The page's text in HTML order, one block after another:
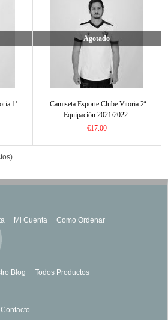
1ª
Agotado
Camiseta Esporte Clube Vitoria 2ª
Equipación 2021/2022
€17.00
Mi Cuenta
Como Ordenar
Blog Todos Productos
Contacto